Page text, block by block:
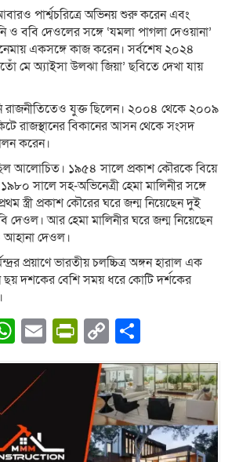
পার্শ্বচরিত্রে অভিনয় শুরু করেন এবং
ও ববি দেওলের সঙ্গে ‘যমলা পাগলা দেওয়ানা’
একসঙ্গে কাজ করেন। সর্বশেষ ২০২৪
মে অ্যাইসা উলঝা জিয়া’ ছবিতে দেখা যায়
রাজনীতিতেও যুক্ত ছিলেন। ২০০৪ থেকে ২০০৯
রাজস্থানের বিকানের আসন থেকে সংসদ
করেন।
ছিল আলোচিত। ১৯৫৪ সালে প্রকাশ কৌরকে বিয়ে
সালে সহ-অভিনেত্রী হেমা মালিনীর সঙ্গে
স্ত্রী প্রকাশ কৌরের ঘরে জন্ম নিয়েছেন দুই
দেওল। আর হেমা মালিনীর ঘরে জন্ম নিয়েছেন
দেওল।
প্রয়াণে ভারতীয় চলচ্চিত্র অঙ্গন হারাল এক
ছয় দশকের বেশি সময় ধরে কোটি দর্শকের
WhatsApp
EmailPrintFriendly
Copy
Link